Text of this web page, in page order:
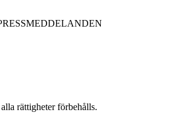
rättigheter förbehålls.